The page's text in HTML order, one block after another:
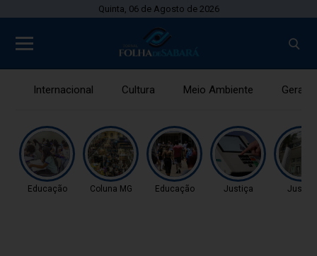
Quinta, 06 de Agosto de 2026
Internacional Cultura Meio Ambiente Gerais
Educação Coluna MG Educação Justiça Justiça